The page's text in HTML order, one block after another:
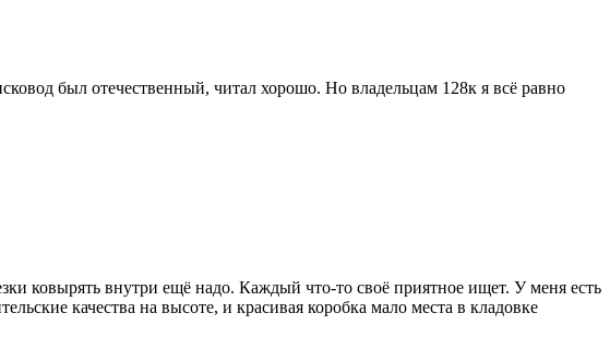
был отечественный, читал хорошо. Но владельцам 128к я всё равно
ковырять внутри ещё надо. Каждый что-то своё приятное ищет. У меня есть
качества на высоте, и красивая коробка мало места в кладовке